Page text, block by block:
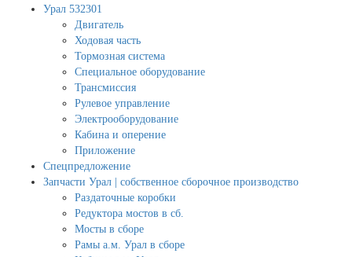
Урал 532301
Двигатель
Ходовая часть
Тормозная система
Специальное оборудование
Трансмиссия
Рулевое управление
Электрооборудование
Кабина и оперение
Приложение
Спецпредложение
Запчасти Урал | собственное сборочное производство
Раздаточные коробки
Редуктора мостов в сб.
Мосты в сборе
Рамы а.м. Урал в сборе